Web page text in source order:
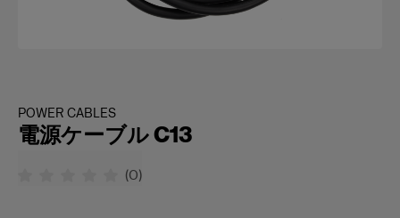
POWER CABLES
電源ケーブル C13
(0)